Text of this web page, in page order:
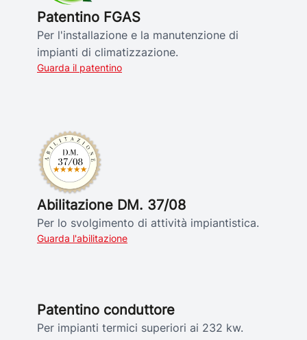
Patentino FGAS
Per l'installazione e la manutenzione di
impianti di climatizzazione.
Guarda il patentino
Abilitazione DM. 37/08
Per lo svolgimento di attività impiantistica.
Guarda l'abilitazione
Patentino conduttore
Per impianti termici superiori ai 232 kw.